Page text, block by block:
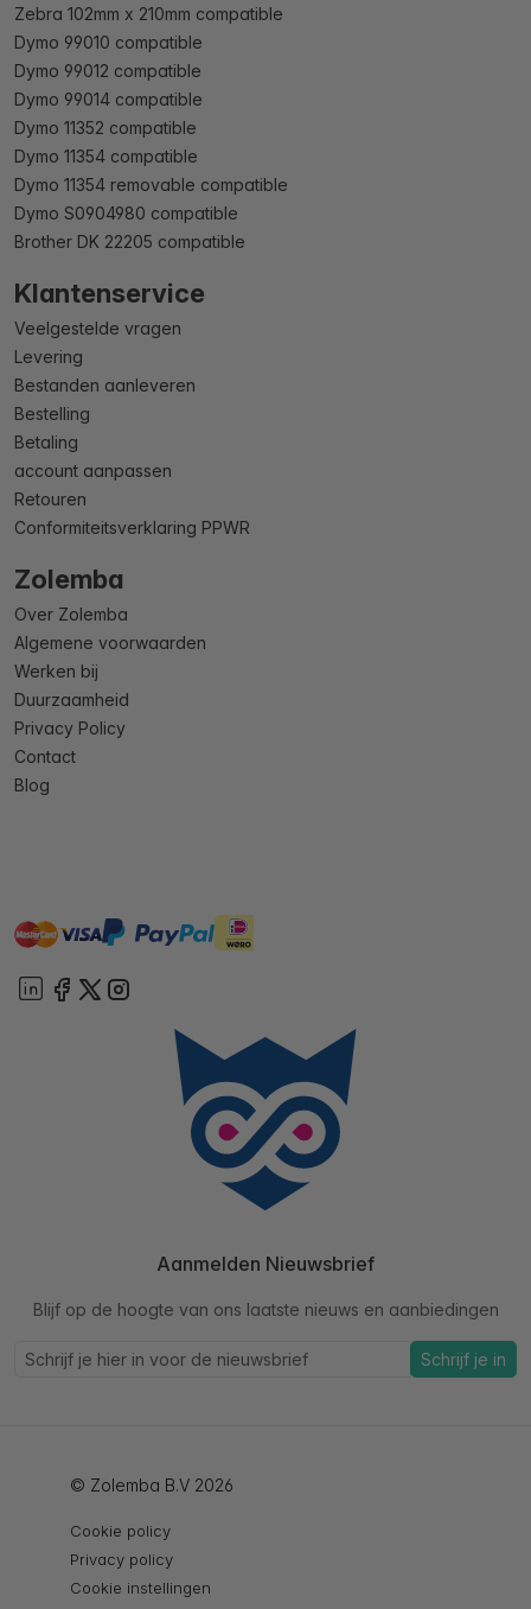
Zebra 102mm x 210mm compatible
Dymo 99010 compatible
Dymo 99012 compatible
Dymo 99014 compatible
Dymo 11352 compatible
Dymo 11354 compatible
Dymo 11354 removable compatible
Dymo S0904980 compatible
Brother DK 22205 compatible
Klantenservice
Veelgestelde vragen
Levering
Bestanden aanleveren
Bestelling
Betaling
account aanpassen
Retouren
Conformiteitsverklaring PPWR
Zolemba
Over Zolemba
Algemene voorwaarden
Werken bij
Duurzaamheid
Privacy Policy
Contact
Blog
mastervisa paypal ideal
Aanmelden Nieuwsbrief
Blijf op de hoogte van ons laatste nieuws en aanbiedingen
Schrijf je in
© Zolemba B.V 2026
Cookie policy
Privacy policy
Cookie instellingen